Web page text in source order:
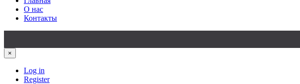
О нас
Контакты
×
Log in
Register